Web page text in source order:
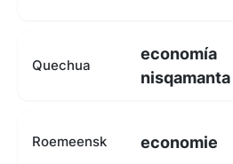
Quechua
economía
nisqamanta
Roemeensk economie